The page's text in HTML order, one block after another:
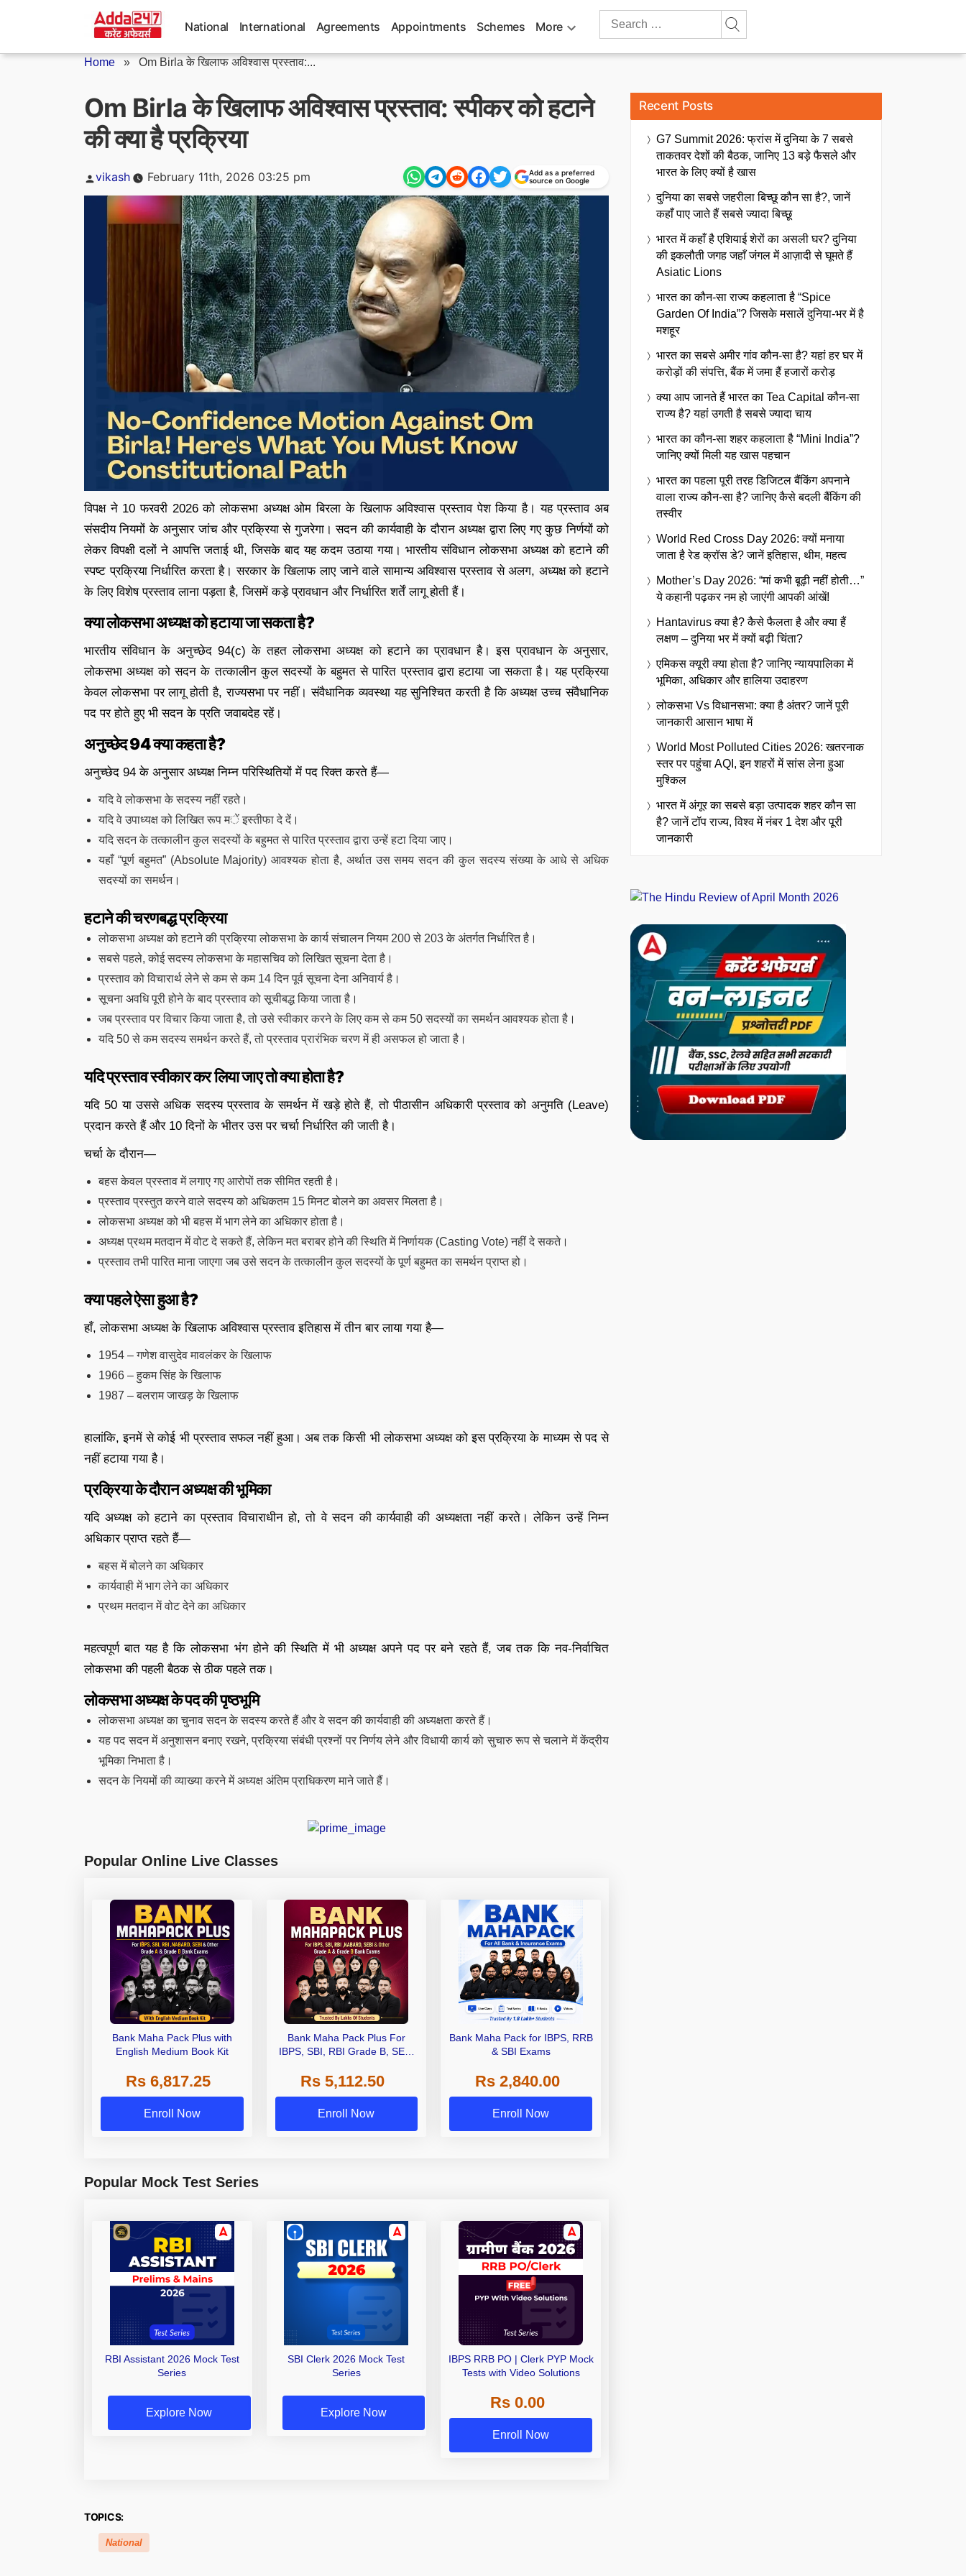
National International Agreements Appointments Schemes More
Search
Home » Om Birla के खिलाफ अविश्वास प्रस्ताव:...
Om Birla के खिलाफ अविश्वास प्रस्ताव: स्पीकर को हटाने
की क्या है प्रक्रिया
Posted
vikash February 11th, 2026 03:25 pm
Add as a preferred
source on Google
विपक्ष ने 10 फरवरी 2026 को लोकसभा अध्यक्ष ओम बिरला के खिलाफ अविश्वास प्रस्ताव पेश किया है। यह प्रस्ताव अब
संसदीय नियमों के अनुसार जांच और प्रक्रिया से गुजरेगा। सदन की कार्यवाही के दौरान अध्यक्ष द्वारा लिए गए कुछ निर्णयों को
लेकर विपक्षी दलों ने आपत्ति जताई थी, जिसके बाद यह कदम उठाया गया। भारतीय संविधान लोकसभा अध्यक्ष को हटाने की
स्पष्ट प्रक्रिया निर्धारित करता है। सरकार के खिलाफ लाए जाने वाले सामान्य अविश्वास प्रस्ताव से अलग, अध्यक्ष को हटाने
के लिए विशेष प्रस्ताव लाना पड़ता है, जिसमें कड़े प्रावधान और निर्धारित शर्तें लागू होती हैं।
क्या लोकसभा अध्यक्ष को हटाया जा सकता है?
भारतीय संविधान के अनुच्छेद 94(c) के तहत लोकसभा अध्यक्ष को हटाने का प्रावधान है। इस प्रावधान के अनुसार,
लोकसभा अध्यक्ष को सदन के तत्कालीन कुल सदस्यों के बहुमत से पारित प्रस्ताव द्वारा हटाया जा सकता है। यह प्रक्रिया
केवल लोकसभा पर लागू होती है, राज्यसभा पर नहीं। संवैधानिक व्यवस्था यह सुनिश्चित करती है कि अध्यक्ष उच्च संवैधानिक
पद पर होते हुए भी सदन के प्रति जवाबदेह रहें।
अनुच्छेद 94 क्या कहता है?
अनुच्छेद 94 के अनुसार अध्यक्ष निम्न परिस्थितियों में पद रिक्त करते हैं—
यदि वे लोकसभा के सदस्य नहीं रहते।
यदि वे उपाध्यक्ष को लिखित रूप में इस्तीफा दे दें।
यदि सदन के तत्कालीन कुल सदस्यों के बहुमत से पारित प्रस्ताव द्वारा उन्हें हटा दिया जाए।
यहाँ “पूर्ण बहुमत” (Absolute Majority) आवश्यक होता है, अर्थात उस समय सदन की कुल सदस्य संख्या के आधे से अधिक
सदस्यों का समर्थन।
हटाने की चरणबद्ध प्रक्रिया
लोकसभा अध्यक्ष को हटाने की प्रक्रिया लोकसभा के कार्य संचालन नियम 200 से 203 के अंतर्गत निर्धारित है।
सबसे पहले, कोई सदस्य लोकसभा के महासचिव को लिखित सूचना देता है।
प्रस्ताव को विचारार्थ लेने से कम से कम 14 दिन पूर्व सूचना देना अनिवार्य है।
सूचना अवधि पूरी होने के बाद प्रस्ताव को सूचीबद्ध किया जाता है।
जब प्रस्ताव पर विचार किया जाता है, तो उसे स्वीकार करने के लिए कम से कम 50 सदस्यों का समर्थन आवश्यक होता है।
यदि 50 से कम सदस्य समर्थन करते हैं, तो प्रस्ताव प्रारंभिक चरण में ही असफल हो जाता है।
यदि प्रस्ताव स्वीकार कर लिया जाए तो क्या होता है?
यदि 50 या उससे अधिक सदस्य प्रस्ताव के समर्थन में खड़े होते हैं, तो पीठासीन अधिकारी प्रस्ताव को अनुमति (Leave)
प्रदान करते हैं और 10 दिनों के भीतर उस पर चर्चा निर्धारित की जाती है।
चर्चा के दौरान—
बहस केवल प्रस्ताव में लगाए गए आरोपों तक सीमित रहती है।
प्रस्ताव प्रस्तुत करने वाले सदस्य को अधिकतम 15 मिनट बोलने का अवसर मिलता है।
लोकसभा अध्यक्ष को भी बहस में भाग लेने का अधिकार होता है।
अध्यक्ष प्रथम मतदान में वोट दे सकते हैं, लेकिन मत बराबर होने की स्थिति में निर्णायक (Casting Vote) नहीं दे सकते।
प्रस्ताव तभी पारित माना जाएगा जब उसे सदन के तत्कालीन कुल सदस्यों के पूर्ण बहुमत का समर्थन प्राप्त हो।
क्या पहले ऐसा हुआ है?
हाँ, लोकसभा अध्यक्ष के खिलाफ अविश्वास प्रस्ताव इतिहास में तीन बार लाया गया है—
1954 – गणेश वासुदेव मावलंकर के खिलाफ
1966 – हुकम सिंह के खिलाफ
1987 – बलराम जाखड़ के खिलाफ
हालांकि, इनमें से कोई भी प्रस्ताव सफल नहीं हुआ। अब तक किसी भी लोकसभा अध्यक्ष को इस प्रक्रिया के माध्यम से पद से
नहीं हटाया गया है।
प्रक्रिया के दौरान अध्यक्ष की भूमिका
यदि अध्यक्ष को हटाने का प्रस्ताव विचाराधीन हो, तो वे सदन की कार्यवाही की अध्यक्षता नहीं करते। लेकिन उन्हें निम्न
अधिकार प्राप्त रहते हैं—
बहस में बोलने का अधिकार
कार्यवाही में भाग लेने का अधिकार
प्रथम मतदान में वोट देने का अधिकार
महत्वपूर्ण बात यह है कि लोकसभा भंग होने की स्थिति में भी अध्यक्ष अपने पद पर बने रहते हैं, जब तक कि नव-निर्वाचित
लोकसभा की पहली बैठक से ठीक पहले तक।
लोकसभा अध्यक्ष के पद की पृष्ठभूमि
लोकसभा अध्यक्ष का चुनाव सदन के सदस्य करते हैं और वे सदन की कार्यवाही की अध्यक्षता करते हैं।
यह पद सदन में अनुशासन बनाए रखने, प्रक्रिया संबंधी प्रश्नों पर निर्णय लेने और विधायी कार्य को सुचारु रूप से चलाने में केंद्रीय
भूमिका निभाता है।
सदन के नियमों की व्याख्या करने में अध्यक्ष अंतिम प्राधिकरण माने जाते हैं।
Popular Online Live Classes
Bank Maha Pack Plus with
English Medium Book Kit
Rs 6,817.25
Enroll Now
Bank Maha Pack Plus For
IBPS, SBI, RBI Grade B, SEBI
Other Grade A & Grade B Bank
Exams
Rs 5,112.50
Enroll Now
Bank Maha Pack for IBPS, RRB
& SBI Exams
Rs 2,840.00
Enroll Now
Popular Mock Test Series
RBI Assistant 2026 Mock Test
Series
Explore Now
SBI Clerk 2026 Mock Test
Series
Explore Now
IBPS RRB PO | Clerk PYP Mock
Tests with Video Solutions
Rs 0.00
Enroll Now
TOPICS:
National
Recent Posts
G7 Summit 2026: फ्रांस में दुनिया के 7 सबसे
ताकतवर देशों की बैठक, जानिए 13 बड़े फैसले और
भारत के लिए क्यों है खास
दुनिया का सबसे जहरीला बिच्छू कौन सा है?, जानें
कहाँ पाए जाते हैं सबसे ज्यादा बिच्छू
भारत में कहाँ है एशियाई शेरों का असली घर? दुनिया
की इकलौती जगह जहाँ जंगल में आज़ादी से घूमते हैं
Asiatic Lions
भारत का कौन-सा राज्य कहलाता है “Spice
Garden Of India”? जिसके मसालें दुनिया-भर में है
मशहूर
भारत का सबसे अमीर गांव कौन-सा है? यहां हर घर में
करोड़ों की संपत्ति, बैंक में जमा हैं हजारों करोड़
क्या आप जानते हैं भारत का Tea Capital कौन-सा
राज्य है? यहां उगती है सबसे ज्यादा चाय
भारत का कौन-सा शहर कहलाता है “Mini India”?
जानिए क्यों मिली यह खास पहचान
भारत का पहला पूरी तरह डिजिटल बैंकिंग अपनाने
वाला राज्य कौन-सा है? जानिए कैसे बदली बैंकिंग की
तस्वीर
World Red Cross Day 2026: क्यों मनाया
जाता है रेड क्रॉस डे? जानें इतिहास, थीम, महत्व
Mother’s Day 2026: “मां कभी बूढ़ी नहीं होती…”
ये कहानी पढ़कर नम हो जाएंगी आपकी आंखें!
Hantavirus क्या है? कैसे फैलता है और क्या हैं
लक्षण – दुनिया भर में क्यों बढ़ी चिंता?
एमिकस क्यूरी क्या होता है? जानिए न्यायपालिका में
भूमिका, अधिकार और हालिया उदाहरण
लोकसभा Vs विधानसभा: क्या है अंतर? जानें पूरी
जानकारी आसान भाषा में
World Most Polluted Cities 2026: खतरनाक
स्तर पर पहुंचा AQI, इन शहरों में सांस लेना हुआ
मुश्किल
भारत में अंगूर का सबसे बड़ा उत्पादक शहर कौन सा
है? जानें टॉप राज्य, विश्व में नंबर 1 देश और पूरी
जानकारी